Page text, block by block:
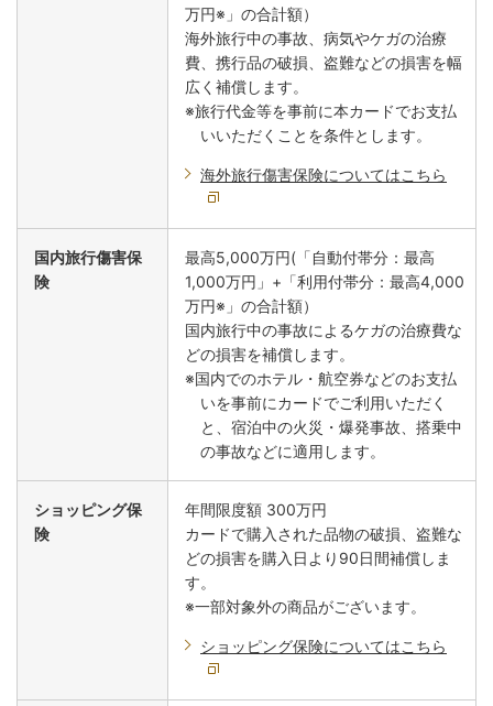
万円※」の合計額）
海外旅行中の事故、病気やケガの治療
費、携行品の破損、盗難などの損害を幅
広く補償します。
※旅行代金等を事前に本カードでお支払
いいただくことを条件とします。
海外旅行傷害保険についてはこちら
国内旅行傷害保
険
最高5,000万円(「自動付帯分：最高
1,000万円」+「利用付帯分：最高4,000
万円※」の合計額）
国内旅行中の事故によるケガの治療費な
どの損害を補償します。
※国内でのホテル・航空券などのお支払
いを事前にカードでご利用いただく
と、宿泊中の火災・爆発事故、搭乗中
の事故などに適用します。
ショッピング保
険
年間限度額 300万円
カードで購入された品物の破損、盗難な
どの損害を購入日より90日間補償しま
す。
※一部対象外の商品がございます。
ショッピング保険についてはこちら